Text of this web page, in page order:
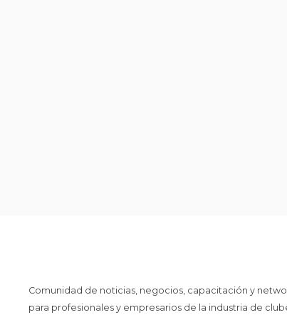
Comunidad de noticias, negocios, capacitación y
para profesionales y empresarios de la industria de